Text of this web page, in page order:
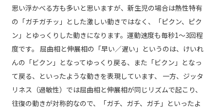
思い浮かべる方も多いと思いますが、新生児の場合は熱性特有
の「ガチガチッ」とした激しい動きではなく、「ピクン、ピク
ン」とゆっくりした動きになります。運動速度も毎秒1～3回程
度です。 屈曲相と伸展相の「早い／遅い」というのは、けいれ
んの「ビクン」となってゆっくり戻る、また「ビクン」となっ
て戻る、といったような動きを表現しています、 一方、ジッタ
リネス（過敏性）では屈曲相と伸展相が同じリズムで起こり、
往復の動きが対称的なので、「ガチ、ガチ、ガチ」といったよ